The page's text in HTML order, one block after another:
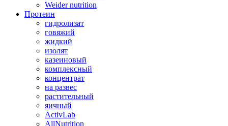
Weider nutrition
Протеин
гидролизат
говяжий
жидкий
изолят
казеиновый
комплексный
концентрат
на развес
растительный
яичный
ActivLab
AllNutrition